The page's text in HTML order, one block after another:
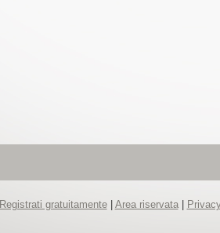
Registrati gratuitamente| Area riservata|